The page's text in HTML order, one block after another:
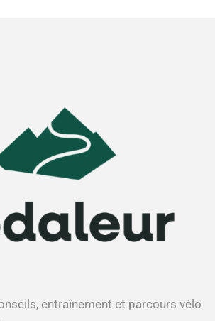
entraînement et parcours vélo